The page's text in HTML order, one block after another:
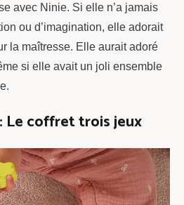
avec Ninie. Si elle n’a jamais
ou d’imagination, elle adorait
la maîtresse. Elle aurait adoré
si elle avait un joli ensemble
: Le coffret trois jeux